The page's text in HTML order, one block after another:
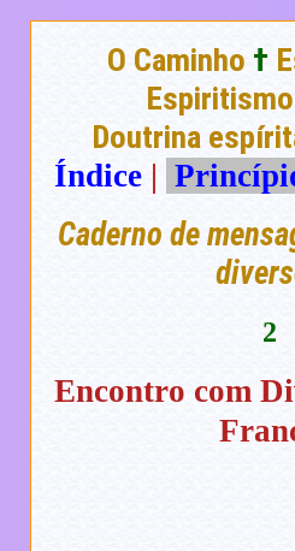
O Caminho †
Doutrina
Índice |
Caderno de
2
Encontro com